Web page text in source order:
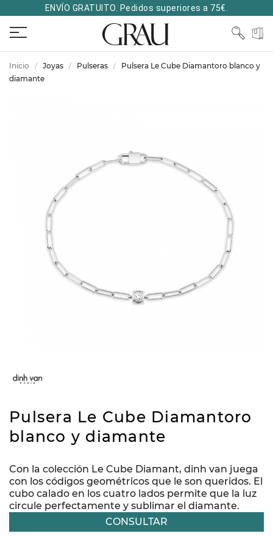
ENVÍO GRATUITO. Pedidos superiores a 75€.
Inicio Joyas Pulseras
Pulsera Le Cube Diamantoro blanco y
diamante
Pulsera Le Cube Diamantoro
blanco y diamante
Con la colección Le Cube Diamant, dinh van juega
con los códigos geométricos que le son queridos. El
cubo calado en los cuatro lados permite que la luz
circule perfectamente y sublimar el diamante.
CONSULTAR